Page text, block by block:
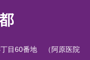
目60番地 （阿原医院